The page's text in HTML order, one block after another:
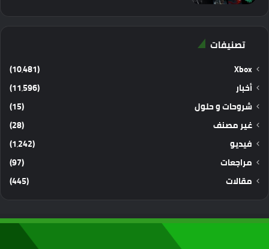
تصنيفات
Xbox
(10٬481)
أخبار
(11٬596)
شروحات و حلول
(15)
غير مصنف
(28)
فيديو
(1٬242)
مراجعات
(97)
مقالات
(445)